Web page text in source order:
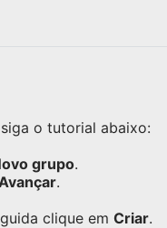
o tutorial abaixo:
grupo.
.
clique em Criar.